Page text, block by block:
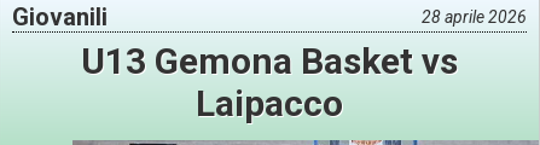
Giovanili 28 aprile 2026
U13 Gemona Basket vs
Laipacco